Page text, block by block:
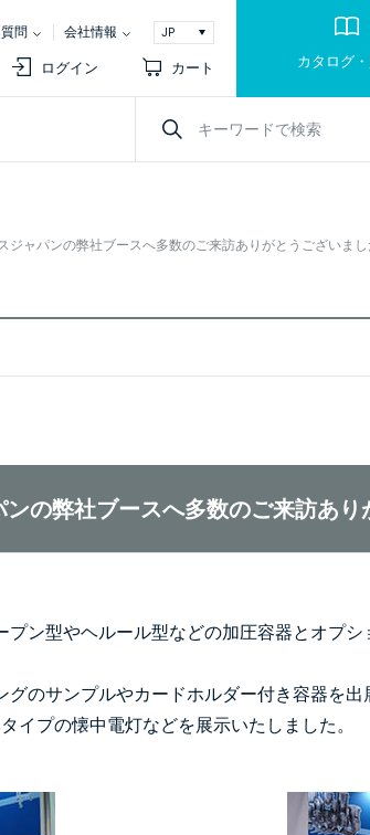
問 会社情報
ログイン カート カタログ
ジャパンの弊社ブースへ多数のご来訪ありがとうございまし
の弊社ブースへ多数のご来訪あり
ン型やヘルール型などの加圧容器とオプ
のサンプルやカードホルダー付き容器を出
イプの懐中電灯などを展示いたしました。